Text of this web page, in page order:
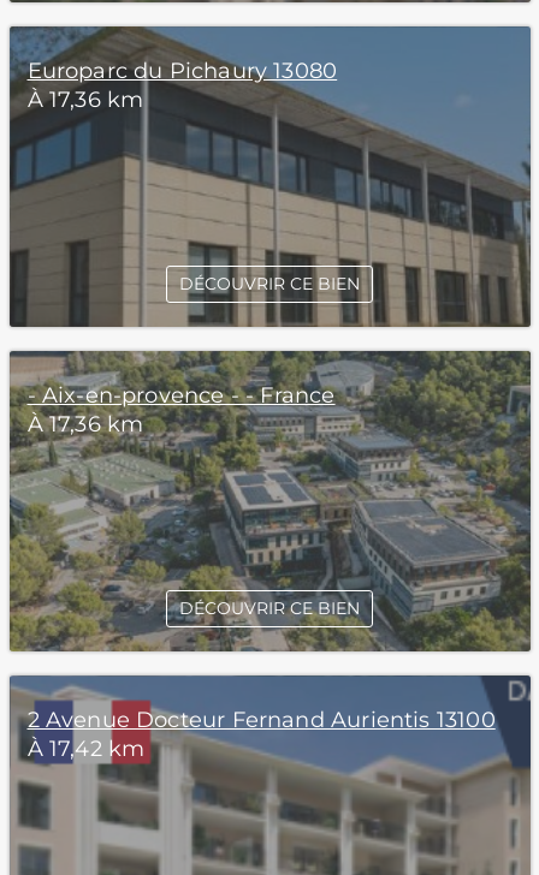
Europarc du Pichaury 13080
À 17,36 km
DÉCOUVRIR CE BIEN
- Aix-en-provence - - France
À 17,36 km
DÉCOUVRIR CE BIEN
2 Avenue Docteur Fernand Aurientis 13100
À 17,42 km